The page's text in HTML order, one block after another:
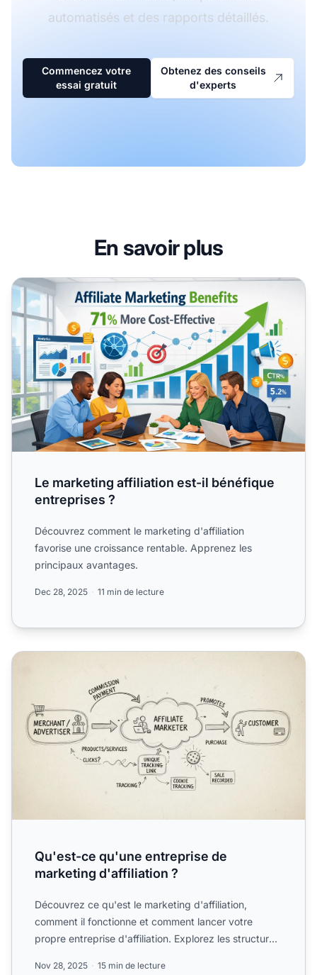
automatisés et des rapports détaillés.
Commencez votre
essai gratuit
Obtenez des conseils
d'experts
En savoir plus
Le marketing affiliation est-il bénéfique entreprises ?
Le marketing affiliation est-il bénéfique
entreprises ?
Découvrez comment le marketing d'affiliation
favorise une croissance rentable. Apprenez les
principaux avantages.
Dec 28, 2025 11 min de lecture
Qu'est-ce qu'une entreprise de marketing d'affiliation ?
Qu'est-ce qu'une entreprise de
marketing d'affiliation ?
Découvrez ce qu'est le marketing d'affiliation,
comment il fonctionne et comment lancer votre
propre entreprise d'affiliation. Explorez les structures
Nov 28, 2025 15 min de lecture